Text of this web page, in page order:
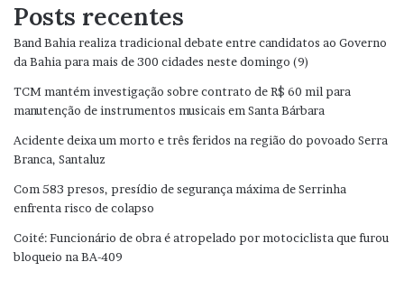
Posts recentes
Band Bahia realiza tradicional debate entre candidatos ao Governo
da Bahia para mais de 300 cidades neste domingo (9)
TCM mantém investigação sobre contrato de R$ 60 mil para
manutenção de instrumentos musicais em Santa Bárbara
Acidente deixa um morto e três feridos na região do povoado Serra
Branca, Santaluz
Com 583 presos, presídio de segurança máxima de Serrinha
enfrenta risco de colapso
Coité: Funcionário de obra é atropelado por motociclista que furou
bloqueio na BA-409